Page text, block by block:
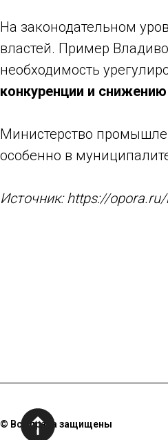
На законодательном
властей. Пример
необходимость
конкуренции и
Министерство
особенно в
Источник: https://
© Все права защищены